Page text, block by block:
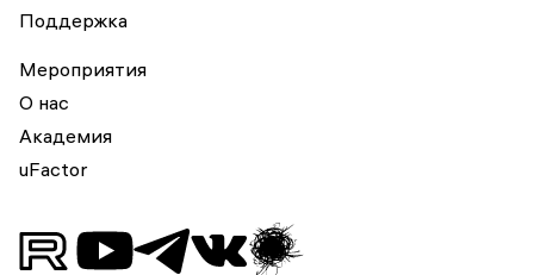
Поддержка
Мероприятия
О нас
Академия
uFactor